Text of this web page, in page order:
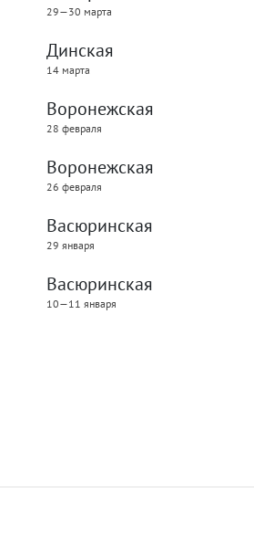
29—30 марта
Динская
14 марта
Воронежская
28 февраля
Воронежская
26 февраля
Васюринская
29 января
Васюринская
10—11 января